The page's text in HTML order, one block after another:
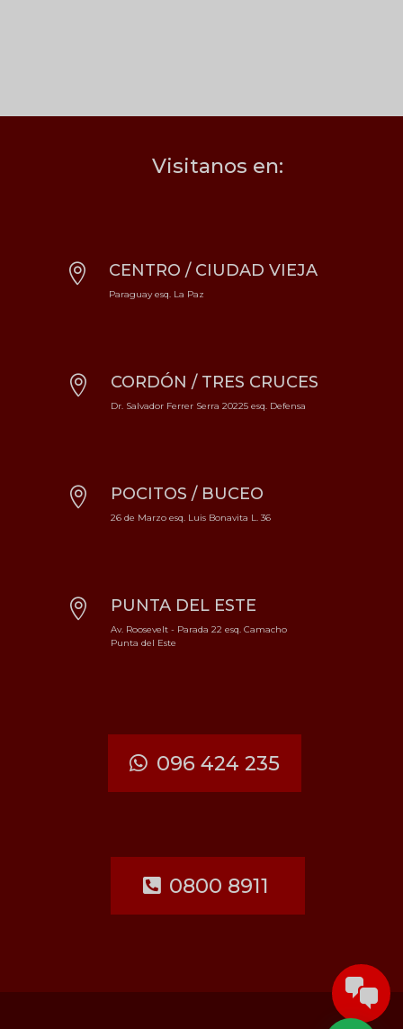
Visitanos en:
 CENTRO / CIUDAD VIEJA
Paraguay esq. La Paz
 CORDÓN / TRES CRUCES
Dr. Salvador Ferrer Serra 20225 esq. Defensa
 POCITOS / BUCEO
26 de Marzo esq. Luis Bonavita L. 36
 PUNTA DEL ESTE
Av. Roosevelt - Parada 22 esq. Camacho
Punta del Este
096 424 235
0800 8911